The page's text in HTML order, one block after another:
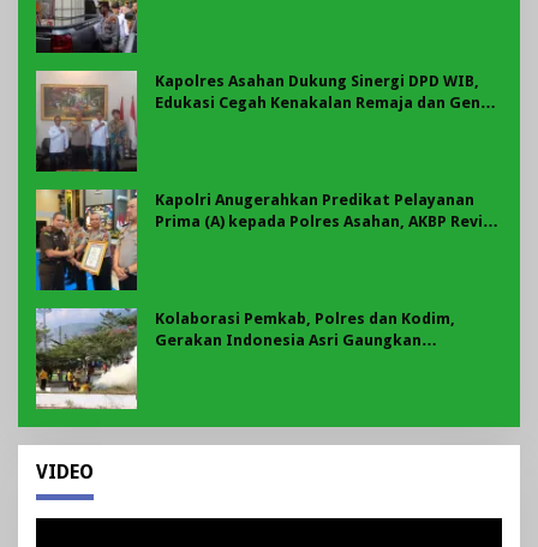
Kapolres Asahan Dukung Sinergi DPD WIB,
Edukasi Cegah Kenakalan Remaja dan Geng
Kapolri Anugerahkan Predikat Pelayanan
Prima (A) kepada Polres Asahan, AKBP Revi
Kolaborasi Pemkab, Polres dan Kodim,
Gerakan Indonesia Asri Gaungkan
VIDEO